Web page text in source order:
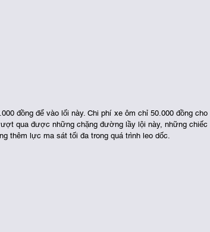
đồng để vào lối này. Chi phí xe ôm chỉ 50.000 đồng cho
qua được những chặng đường lầy lội này, những chiếc
thêm lực ma sát tối đa trong quá trình leo dốc.